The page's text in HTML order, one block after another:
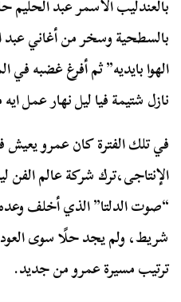
بالعندليب الأسمر عبد
بالسطحية وسخر من أغاني
الهوا بايديه” ثم أفرغ غضبه
نازل شتيمة فيا ليل نهار عمل ايه من 10 سنين غير
في تلك الفترة كان عمرو
الإنتاجى،ترك شركة عالم الفن
“صوت الدلتا” الذي أخلف
شريط، ولم يجد حلًا سوى
ترتيب مسيرة عمرو من جديد.